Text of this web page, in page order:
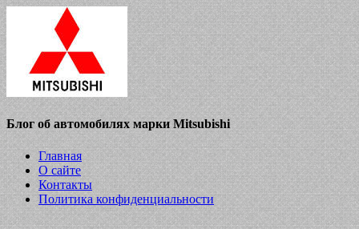
Блог об автомобилях марки Mitsubishi
Главная
О сайте
Контакты
Политика конфиденциальности